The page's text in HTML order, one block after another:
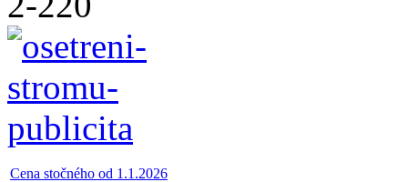
Cena stočného od 1.1.2026